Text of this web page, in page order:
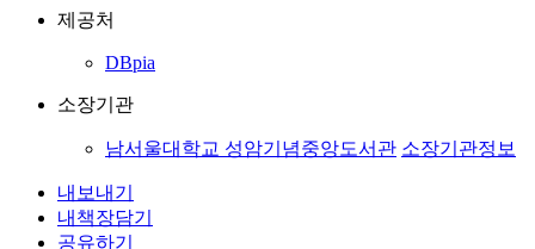
제공처
DBpia
소장기관
남서울대학교 성암기념중앙도서관 소장기관정보
내보내기
내책장담기
공유하기